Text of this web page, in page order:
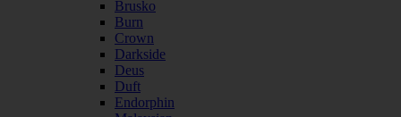
Brusko
Burn
Crown
Darkside
Deus
Duft
Endorphin